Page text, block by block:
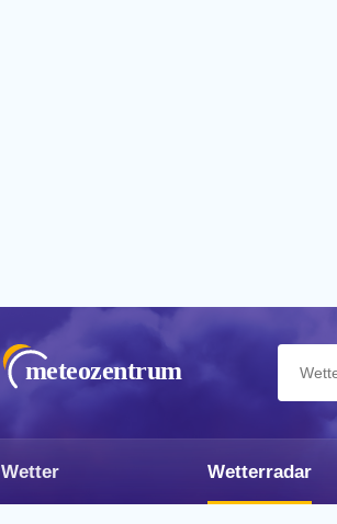
meteozentrum
Wetter Wetterradar